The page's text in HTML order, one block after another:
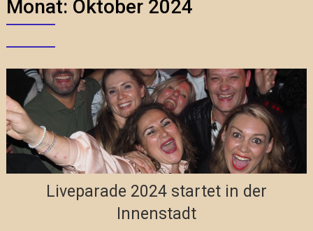
Monat: Oktober 2024
Liveparade 2024 startet in der
Innenstadt